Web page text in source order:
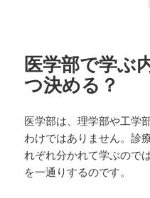
医学部で学ぶ
つ決める？
医学部は、理学部や工学
わけではありません。診
れぞれ分かれて学ぶので
を一通りするのです。